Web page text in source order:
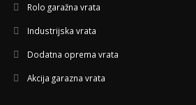
Rolo garažna vrata
Industrijska vrata
Dodatna oprema vrata
Akcija garazna vrata